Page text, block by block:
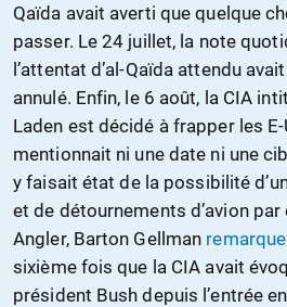
Qaïda avait averti que quelque
passer. Le 24 juillet, la note
l’attentat d’al-Qaïda attendu
annulé. Enfin, le 6 août, la CIA
Laden est décidé à frapper les E-
mentionnait ni une date ni une
y faisait état de la possibilité
et de détournements d’avion
Angler, Barton Gellman remarque
sixième fois que la CIA avait
président Bush depuis l’entrée